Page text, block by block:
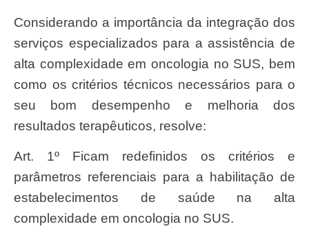
Considerando a importância da integração dos
serviços especializados para a assistência de
alta complexidade em oncologia no SUS, bem
como os critérios técnicos necessários para o
seu bom desempenho e melhoria dos
resultados terapêuticos, resolve:
Art. 1º Ficam redefinidos os critérios e
parâmetros referenciais para a habilitação de
estabelecimentos de saúde na alta
complexidade em oncologia no SUS.